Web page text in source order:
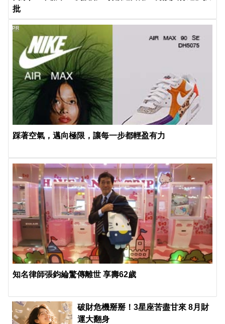
批
踩著空氣，邁向極限，讓每一步都輕盈有力
PR
知名律師張鈞綸驚傳離世 享壽62歲
破財危機掰掰！3星座苦盡甘來 8月財
運大翻身